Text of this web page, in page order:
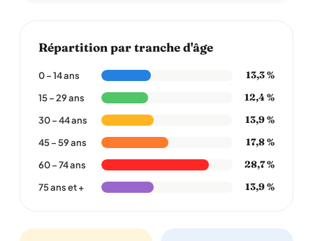
Répartition par tranche d'âge
0 – 14 ans 13,3 %
15 – 29 ans 12,4 %
30 – 44 ans 13,9 %
45 – 59 ans 17,8 %
60 – 74 ans 28,7 %
75 ans et + 13,9 %